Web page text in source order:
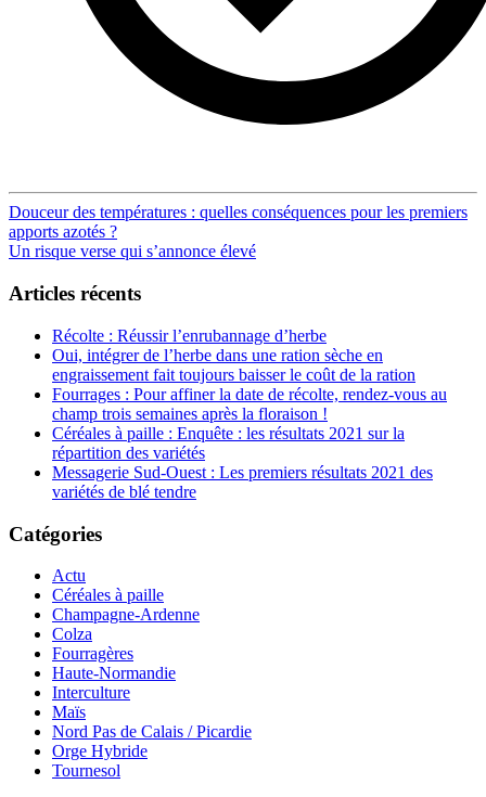
Post
navigation
Douceur des températures : quelles conséquences pour les premiers
apports azotés ?
Un risque verse qui s’annonce élevé
Articles récents
Récolte : Réussir l’enrubannage d’herbe
Oui, intégrer de l’herbe dans une ration sèche en
engraissement fait toujours baisser le coût de la ration
Fourrages : Pour affiner la date de récolte, rendez-vous au
champ trois semaines après la floraison !
Céréales à paille : Enquête : les résultats 2021 sur la
répartition des variétés
Messagerie Sud-Ouest : Les premiers résultats 2021 des
variétés de blé tendre
Catégories
Actu
Céréales à paille
Champagne-Ardenne
Colza
Fourragères
Haute-Normandie
Interculture
Maïs
Nord Pas de Calais / Picardie
Orge Hybride
Tournesol